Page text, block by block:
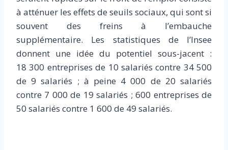
à atténuer les effets de seuils sociaux, qui sont si
souvent des freins à l’embauche
supplémentaire. Les statistiques de l’Insee
donnent une idée du potentiel sous-jacent :
18 300 entreprises de 10 salariés contre 34 500
de 9 salariés ; à peine 4 000 de 20 salariés
contre 7 000 de 19 salariés ; 600 entreprises de
50 salariés contre 1 600 de 49 salariés.